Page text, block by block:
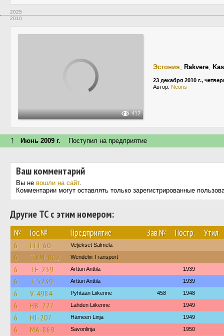
2025
2010
412
Эстония, Rakvere,
23 декабря 2010 г.,
Автор: Neons
↑ Июнь 2009 г. Поступил на предприятие
Ваш комментарий
Вы не вошли на сайт.
Комментарии могут оставлять только зарегистрированные
Другие ТС с этим номером:
№ Гос.№ Предприятие Зав.№ Постр. Утил.
6 LTJ-60 Veljekset Salmela
6 TXM-802 Wendelin Transport
6 TF-239 Artturi Anttila 1939
6 T-5239 Artturi Anttila 1939
6 V-4984 Pyhtään Liikenne 458 1948
6 HB-227 Lahden Liikenne 1949
6 HJ-207 Hämeen Linja 1949
6 MA-869 Savonlinja 1950